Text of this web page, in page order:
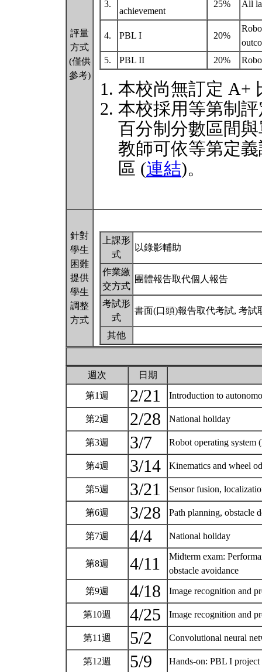
評量
方式
(僅供
參考)
3.
achievement
25% All
4. PBL I 20%
5.
PBL II 20%
本校尚無訂定 A+
本校採用等第制
百分制分數區間
教師可依等第定
區 (連結)。
針對
學生
困難
提供
學生
調整
方式
上課形
式
以錄影輔助
作業繳
交方式
團體報告取代個人報告
考試形
式
書面(口頭)報告取代考試, 考試
其他
週次 日期
第1週 2/21 Introduction to
第2週 2/28 National holiday
第3週 3/7 Robot operating system
第4週 3/14 Kinematics and wheel
第5週 3/21 Sensor fusion,
第6週 3/28 Path planning, obstacle
第7週 4/4 National holiday
第8週 4/11
Midterm exam:
obstacle avoidance
第9週 4/18 Image recognition and
第10週 4/25 Image recognition and
第11週 5/2 Convolutional neural
第12週 5/9 Hands-on: PBL I project